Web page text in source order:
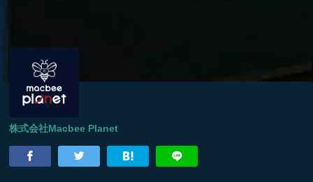
株式会社Macbee Planet